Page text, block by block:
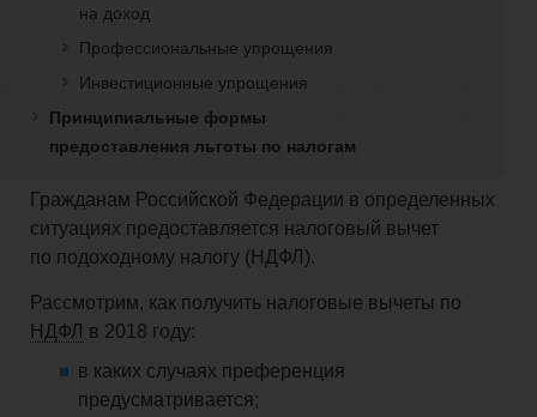
Налоги
и
взносы
на доход
Профессиональные упрощения
Инвестиционные упрощения
Принципиальные формы
предоставления льготы по налогам
Гражданам Российской Федерации в определенных
ситуациях предоставляется налоговый вычет
по подоходному налогу (НДФЛ).
Рассмотрим, как получить налоговые вычеты по
НДФЛ в 2018 году:
в каких случаях преференция
предусматривается;